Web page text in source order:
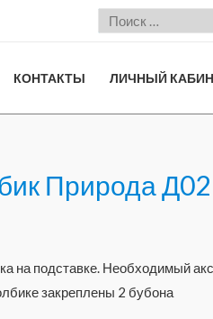
КОНТАКТЫ ЛИЧНЫЙ
Природа
на подставке. Необходимый
закреплены 2 бубона